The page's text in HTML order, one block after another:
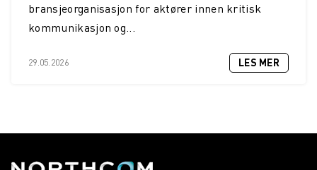
bransjeorganisasjon for aktører innen kritisk
kommunikasjon og...
29.05.2026 LES MER